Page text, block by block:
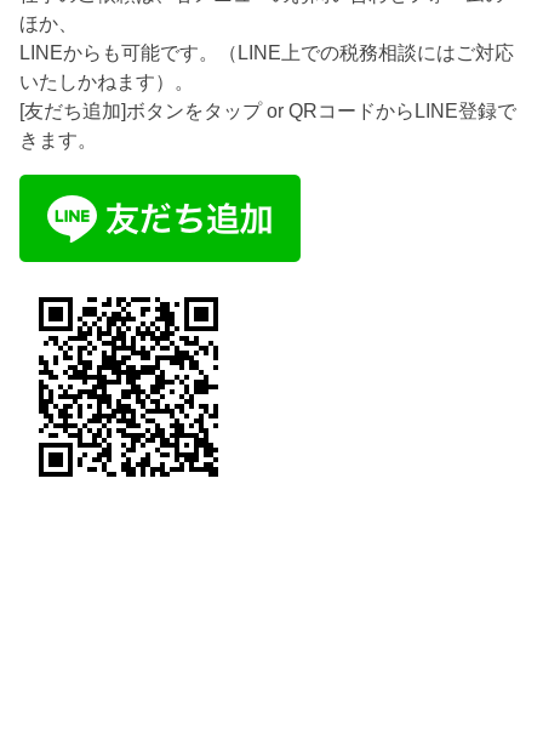
ほか、
LINEからも可能です。（LINE上での税務相談にはご対応
いたしかねます）。
[友だち追加]ボタンをタップ or QRコードからLINE登録で
きます。